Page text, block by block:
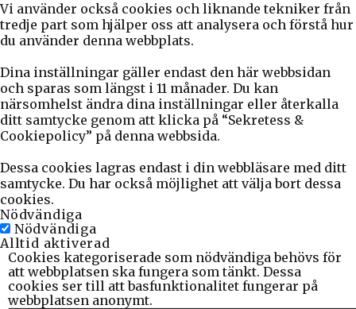
Vi använder också cookies och liknande tekniker från
tredje part som hjälper oss att analysera och förstå hur
du använder denna webbplats.
Dina inställningar gäller endast den här webbsidan
och sparas som längst i 11 månader. Du kan
närsomhelst ändra dina inställningar eller återkalla
ditt samtycke genom att klicka på “Sekretess &
Cookiepolicy” på denna webbsida.
Dessa cookies lagras endast i din webbläsare med ditt
samtycke. Du har också möjlighet att välja bort dessa
cookies.
Nödvändiga
Nödvändiga
Alltid aktiverad
Cookies kategoriserade som nödvändiga behövs för
att webbplatsen ska fungera som tänkt. Dessa
cookies ser till att basfunktionalitet fungerar på
webbplatsen anonymt.